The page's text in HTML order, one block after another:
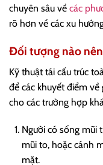
chuyên sâu về các
rõ hơn về các xu
Đối tượng nào
Kỹ thuật tái cấu trúc
để các khuyết điểm về
cho các trường hợp
Người có sống mũi
mũi to, hoặc cánh
mặt.